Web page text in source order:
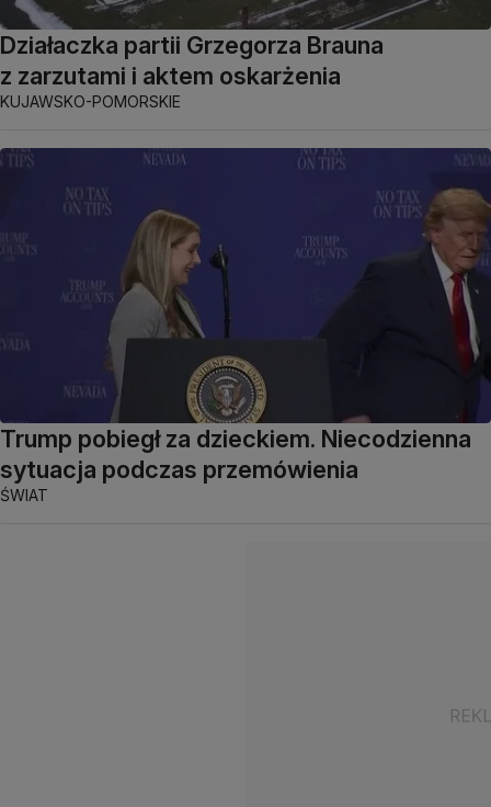
Działaczka partii Grzegorza Brauna
z zarzutami i aktem oskarżenia
KUJAWSKO-POMORSKIE
Trump pobiegł za dzieckiem. Niecodzienna
sytuacja podczas przemówienia
ŚWIAT